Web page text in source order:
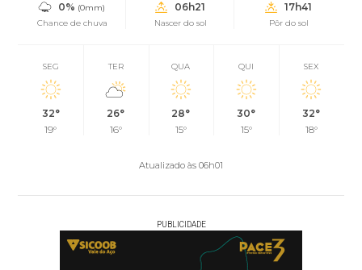
0% (0mm)
Chance de chuva
06h21
Nascer do sol
17h41
Pôr do sol
SEG
32°
19°
TER
26°
16°
QUA
28°
15°
QUI
30°
15°
SEX
32°
18°
Atualizado às 06h01
PUBLICIDADE